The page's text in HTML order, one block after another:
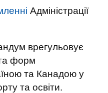
Адміністрації
врегульовує
форм
та Канадою у
та освіти.